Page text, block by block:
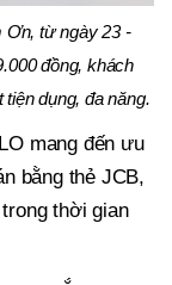
Ơn, từ ngày 23 -
đồng, khách
dụng, đa năng.
mang đến ưu
bằng thẻ JCB,
thời gian